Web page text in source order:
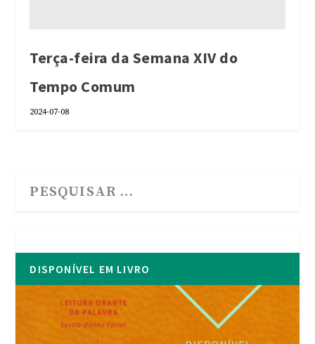
Terça-feira da Semana XIV do
Tempo Comum
2024-07-08
DISPONÍVEL EM LIVRO